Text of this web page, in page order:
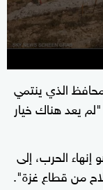
الذي ينتمي
"لم يعد هناك خيار
الحرب، إلى
من قطاع غزة".